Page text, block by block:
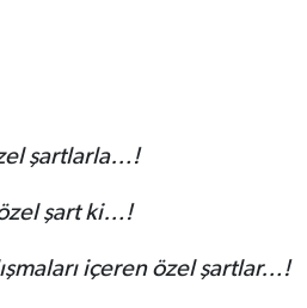
şartlarla…!
şart ki…!
içeren özel şartlar…!